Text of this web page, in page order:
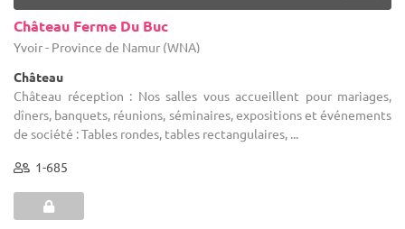
Château Ferme Du Buc
Yvoir - Province de Namur (WNA)
Château
Château réception : Nos salles vous accueillent pour mariages,
dîners, banquets, réunions, séminaires, expositions et événements
de société : Tables rondes, tables rectangulaires, ...
1-685